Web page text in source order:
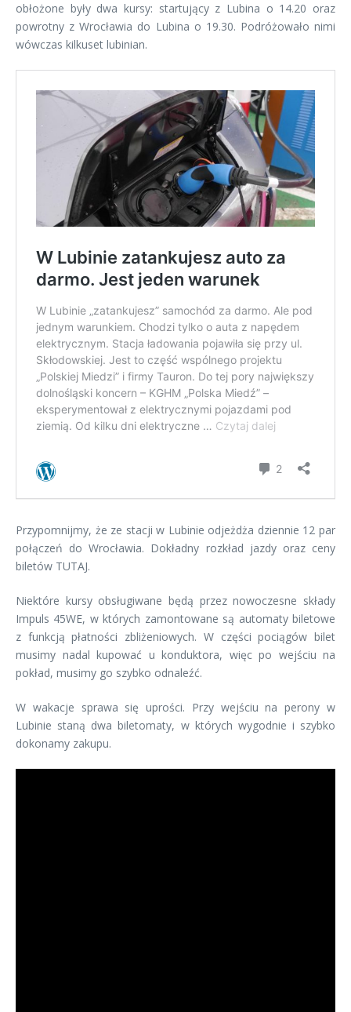
obłożone były dwa kursy: startujący z Lubina o 14.20 oraz
powrotny z Wrocławia do Lubina o 19.30. Podróżowało nimi
wówczas kilkuset lubinian.
Przypomnijmy, że ze stacji w Lubinie odjeżdża dziennie 12 par
połączeń do Wrocławia. Dokładny rozkład jazdy oraz ceny
biletów TUTAJ.
Niektóre kursy obsługiwane będą przez nowoczesne składy
Impuls 45WE, w których zamontowane są automaty biletowe
z funkcją płatności zbliżeniowych. W części pociągów bilet
musimy nadal kupować u konduktora, więc po wejściu na
pokład, musimy go szybko odnaleźć.
W wakacje sprawa się uprości. Przy wejściu na perony w
Lubinie staną dwa biletomaty, w których wygodnie i szybko
dokonamy zakupu.